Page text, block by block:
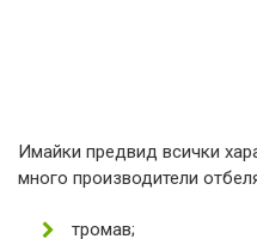
Имайки предвид всички
много производители
тромав;